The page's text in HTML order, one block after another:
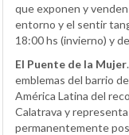
que exponen y
entorno y el sentir
18:00 hs (invierno) y
El Puente de la Mujer
emblemas del barrio
América Latina del
Calatrava y
permanentemente